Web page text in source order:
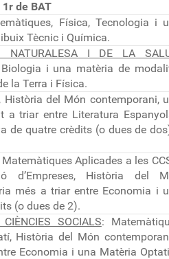
1r de BAT
Física, Tecnologia i
Tècnic i Química.
NATURALESA I DE LA
i una matèria de
la Terra i Física.
Història del Món contemporani,
a triar entre Literatura
de quatre crèdits (o dues de
Matemàtiques Aplicades a les
d’Empreses, Història del
més a triar entre Economia i
(o dues de 2).
SOCIALS:
Història del Món
Economia i una Matèria